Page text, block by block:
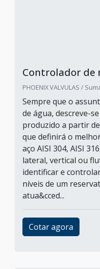
Controlador de
PHOENIX VALVULAS /
Sempre que o
de água, descreve-
produzido a partir
que definirá o
aço AISI 304, AISI
lateral, vertical ou
identificar e
níveis de um
atua&cced...
Cotar agora